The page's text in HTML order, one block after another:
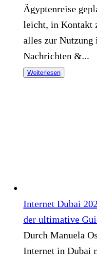
Ägyptenreise
leicht, in Kontakt
alles zur
Nachrichten &...
Weiterlesen
Internet Dubai
der ultimative
Durch Manuela
Internet in Dubai